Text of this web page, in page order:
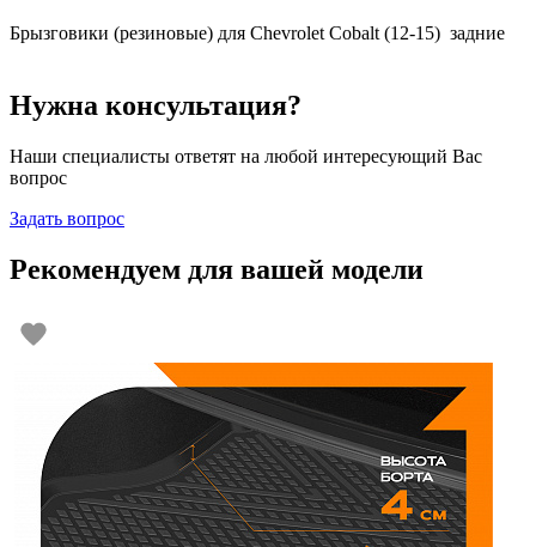
Брызговики (резиновые) для Chevrolet Cobalt (12-15) задние
Нужна консультация?
Наши специалисты ответят на любой интересующий Вас
вопрос
Задать вопрос
Рекомендуем для вашей модели